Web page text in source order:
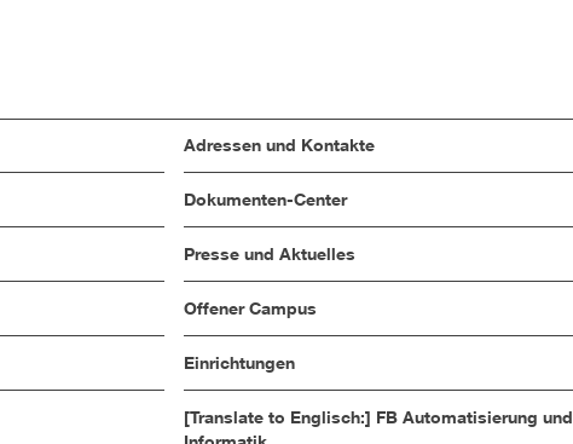
Adressen und Kontakte
Dokumenten-Center
Presse und Aktuelles
Offener Campus
Einrichtungen
[Translate to Englisch:] FB Automatisierung und